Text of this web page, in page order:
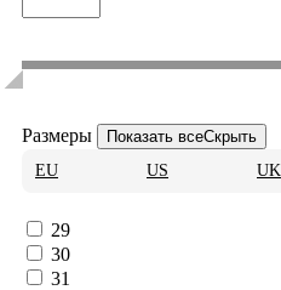
Размеры Показать всеСкрыть
EU
US UK
29
30
31